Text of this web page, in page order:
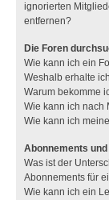
ignorierten
entfernen?
Die Foren
Wie kann ich ein
Weshalb erhalte
Warum bekomme
Wie kann ich nach
Wie kann ich
Abonnements
Was ist der
Abonnements für
Wie kann ich ein